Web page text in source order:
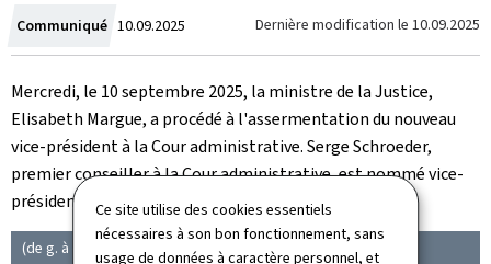
Ce site utilise des cookies essentiels
nécessaires à son bon fonctionnement, sans
usage de données à caractère personnel, et
Communiqué Crée
le
10.09.2025 Dernière modification le 10.09.2025
Mercredi, le 10 septembre 2025, la ministre de la Justice,
Elisabeth Margue, a procédé à l'assermentation du nouveau
vice-président à la Cour administrative. Serge Schroeder,
premier conseiller à la Cour administrative, est nommé vice-
président avec effet au 16 septembre 2025.
(de g. à dr.) Elisabeth Margue, ministre de la Justice ; Serge